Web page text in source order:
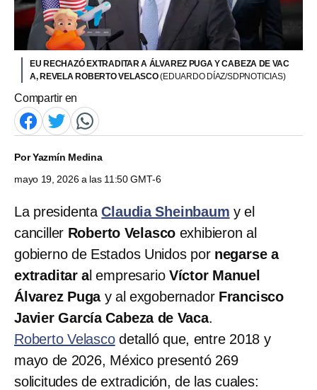
EU RECHAZÓ EXTRADITAR A ÁLVAREZ PUGA Y CABEZA DE VAC
A, REVELA ROBERTO VELASCO(EDUARDO DÍAZ/SDPNOTICIAS)
Compartir en
PorYazmín Medina
mayo 19, 2026 a las 11:50 GMT-6
La presidentaClaudia Sheinbaum y el
canciller Roberto Velasco exhibieron al
gobierno de Estados Unidos por negarse a
extraditar al empresario Víctor Manuel
Álvarez Pugay al exgobernador Francisco
Javier García Cabeza de Vaca.
Roberto Velascodetalló que, entre 2018 y
mayo de 2026, México presentó 269
solicitudes de extradición, de las cuales: